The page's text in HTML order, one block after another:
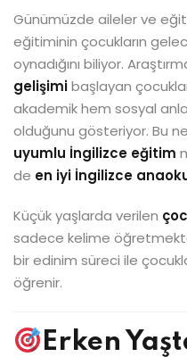
Günümüzde aileler ve
eğitiminin çocukların
oynadığını biliyor.
gelişimibaşlayan
akademik hem sosyal
olduğunu gösteriyor. Bu
uyumlu İngilizce eğitim
de en iyi İngilizce
Küçük yaşlarda verilen
sadece kelime
bir edinim süreci ile
öğrenir.
Erken